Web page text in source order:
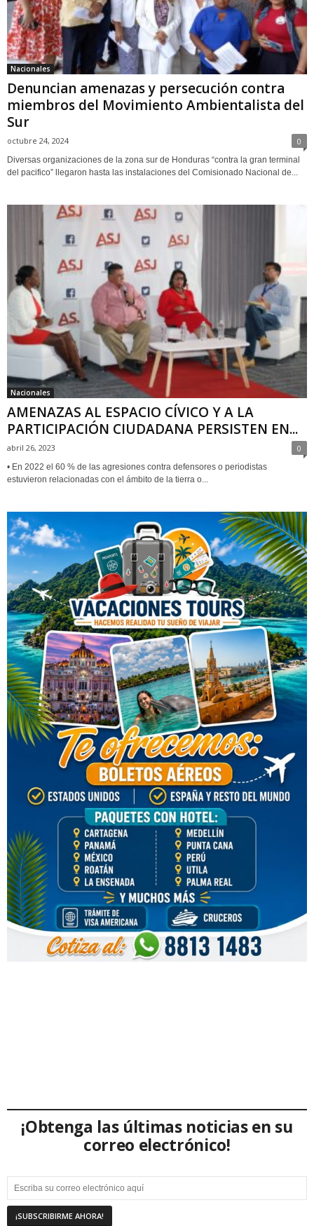
Nacionales
Denuncian amenazas y persecución contra
miembros del Movimiento Ambientalista del
Sur
octubre 24, 2024 0
Diversas organizaciones de la zona sur de Honduras “contra la gran terminal
del pacifico” llegaron hasta las instalaciones del Comisionado Nacional de...
Nacionales
AMENAZAS AL ESPACIO CÍVICO Y A LA
PARTICIPACIÓN CIUDADANA PERSISTEN EN...
abril 26, 2023 0
• En 2022 el 60 % de las agresiones contra defensores o periodistas
estuvieron relacionadas con el ámbito de la tierra o...
¡Obtenga las últimas noticias en su
correo electrónico!